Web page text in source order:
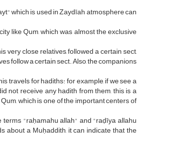
which is used in Zaydīah atmosphere can
like Qum, which was almost the exclusive
very close relatives, followed a certain sect,
follow a certain sect. Also, the companions
travels for hadiths: for example, if we see a
not receive any hadith from them, this is a
which is one of the important centers of
"raḥamahu allah" and "raḍīya allahu
about a Muḥaddith, it can indicate that the